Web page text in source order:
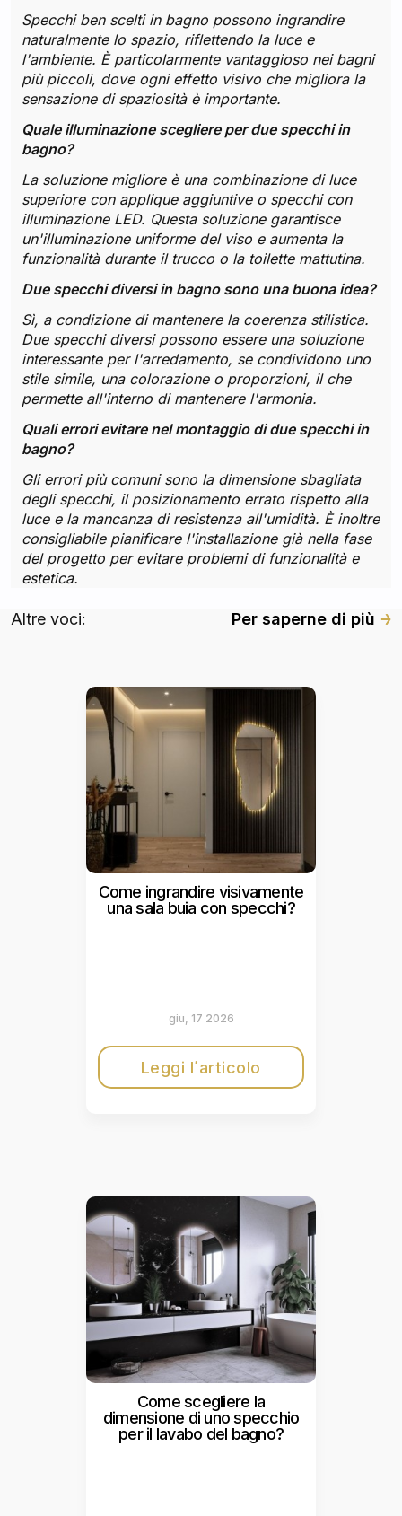
Specchi ben scelti in bagno possono ingrandire
naturalmente lo spazio, riflettendo la luce e
l'ambiente. È particolarmente vantaggioso nei bagni
più piccoli, dove ogni effetto visivo che migliora la
sensazione di spaziosità è importante.
Quale illuminazione scegliere per due specchi in
bagno?
La soluzione migliore è una combinazione di luce
superiore con applique aggiuntive o specchi con
illuminazione LED. Questa soluzione garantisce
un'illuminazione uniforme del viso e aumenta la
funzionalità durante il trucco o la toilette mattutina.
Due specchi diversi in bagno sono una buona idea?
Sì, a condizione di mantenere la coerenza stilistica.
Due specchi diversi possono essere una soluzione
interessante per l'arredamento, se condividono uno
stile simile, una colorazione o proporzioni, il che
permette all'interno di mantenere l'armonia.
Quali errori evitare nel montaggio di due specchi in
bagno?
Gli errori più comuni sono la dimensione sbagliata
degli specchi, il posizionamento errato rispetto alla
luce e la mancanza di resistenza all'umidità. È inoltre
consigliabile pianificare l'installazione già nella fase
del progetto per evitare problemi di funzionalità e
estetica.
Altre voci: Per saperne di più
Come ingrandire visivamente
una sala buia con specchi?
giu, 17 2026
Leggi l΄articolo
Come scegliere la
dimensione di uno specchio
per il lavabo del bagno?